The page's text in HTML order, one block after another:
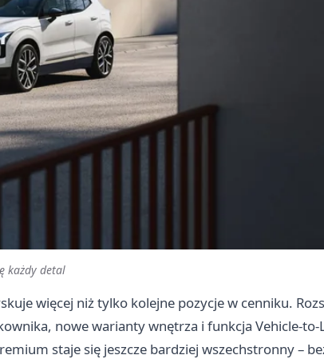
każdy detal
więcej niż tylko kolejne pozycje w cenniku.
nowe warianty wnętrza i funkcja Vehicle-to-
staje się jeszcze bardziej wszechstronny –